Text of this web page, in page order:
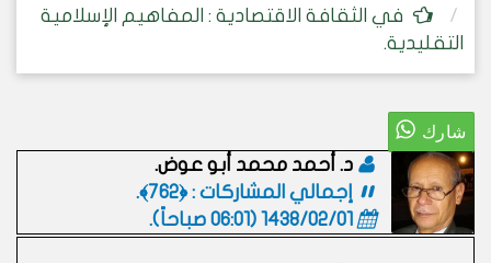
في الثقافة الاقتصادية : المفاهيم الإسلامية
التقليدية.
د. أحمد محمد أبو عوض.
إجمالي المشاركات : ﴿762﴾.
1438/02/01 (06:01 صباحاً)
.